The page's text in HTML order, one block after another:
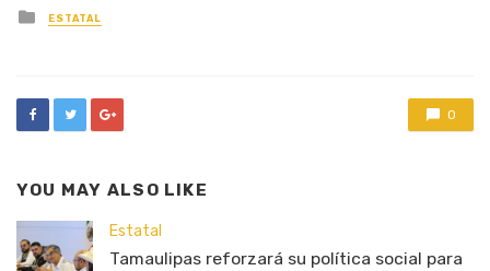
Posted
in
ESTATAL
0
YOU MAY ALSO LIKE
Estatal
Tamaulipas reforzará su política social para